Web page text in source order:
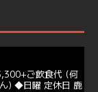
リスマスソング
wEg5HDc_iEv
ご飲食代 (何
) ◆日曜 定休日 鹿